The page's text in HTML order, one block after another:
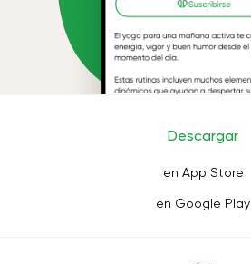
Descargar
en App Store
en Google Play